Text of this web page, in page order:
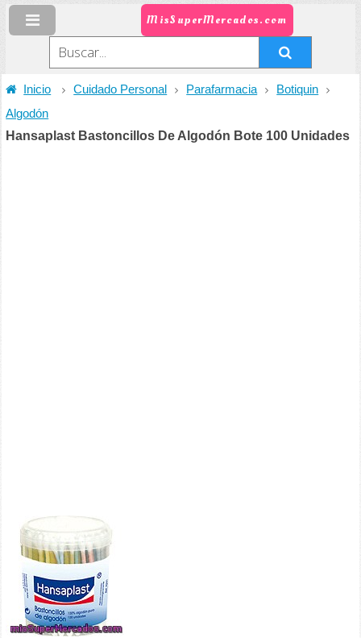
MisSuperMercados.com
Inicio Cuidado Personal Parafarmacia
Botiquin
Algodón
Hansaplast Bastoncillos De Algodón Bote 100 Unidades